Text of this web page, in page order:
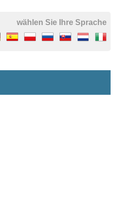
wählen Sie Ihre Sprache